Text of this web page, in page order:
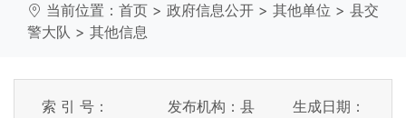
当前位置： 首页 > 政府信息公开 > 其他单位 > 县交
警大队 > 其他信息
索 引 号：
发布机构：县
生成日期：